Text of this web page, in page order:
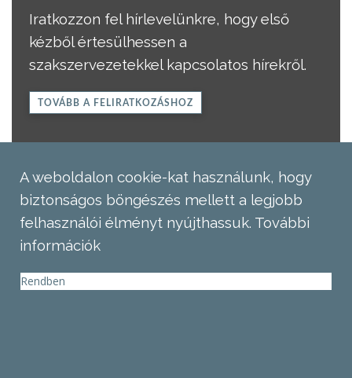
Iratkozzon fel hírlevelünkre, hogy első
kézből értesülhessen a
szakszervezetekkel kapcsolatos hírekről.
TOVÁBB A FELIRATKOZÁSHOZ
A weboldalon cookie-kat használunk, hogy
biztonságos böngészés mellett a legjobb
felhasználói élményt nyújthassuk. További
információk
Rendben